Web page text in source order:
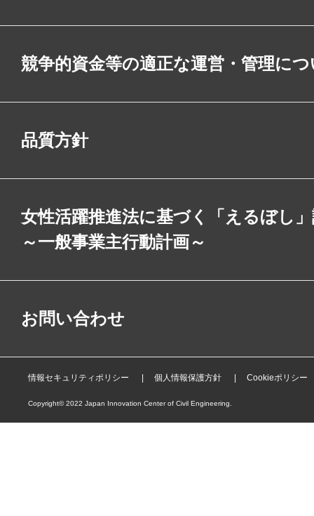
競争的資金等の適正な運営・管理に
品質方針
女性活躍推進法に基づく「えるぼし
～一般事業主行動計画～
お問い合わせ
情報セキュリティポリシー 個人情報保護方針 Cookieポリシー
Copyright© 2022 Japan Innovation Center of Civil Engineering.